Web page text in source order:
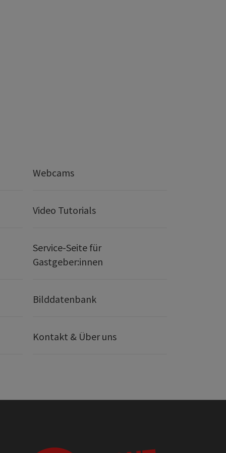
Webcams
Video Tutorials
Service-Seite für
Gastgeber:innen
Bilddatenbank
Kontakt & Über uns